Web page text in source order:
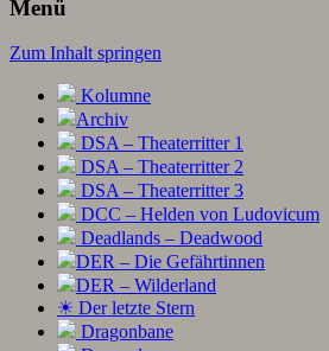
Menü
Zum Inhalt springen
Kolumne
Archiv
DSA – Theaterritter 1
DSA – Theaterritter 2
DSA – Theaterritter 3
DCC – Helden von Ludovicum
Deadlands – Deadwood
DER – Die Gefährtinnen
DER – Wilderland
☀ Der letzte Stern
Dragonbane